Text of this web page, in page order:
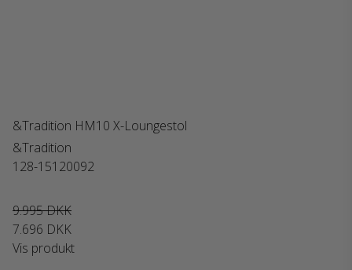
&Tradition HM10 X-Loungestol
&Tradition
128-15120092
9.995 DKK
7.696 DKK
Vis produkt